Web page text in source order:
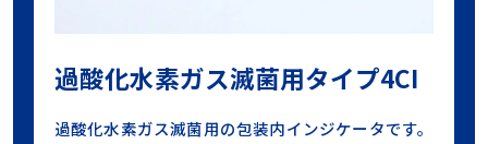
過酸化水素ガス滅菌用タイプ4CI
過酸化水素ガス滅菌用の包装内インジケータです。